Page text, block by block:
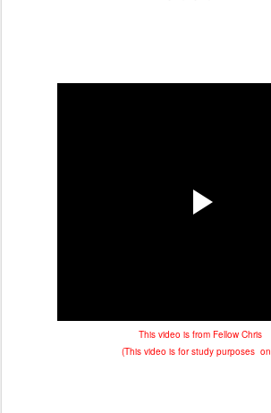
This video is from Fellow Chris
(This video is for study purposes